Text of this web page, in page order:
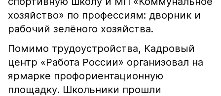
хозяйство» по профессиям: дворник и
рабочий зелёного хозяйства.
Помимо трудоустройства, Кадровый
центр «Работа России» организовал на
ярмарке профориентационную
площадку. Школьники прошли